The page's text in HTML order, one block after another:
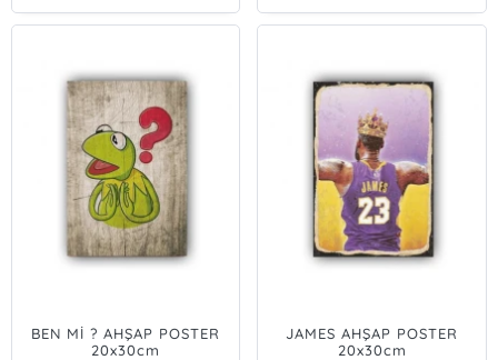
BEN Mİ ? AHŞAP POSTER
20x30cm
JAMES AHŞAP POSTER
20x30cm